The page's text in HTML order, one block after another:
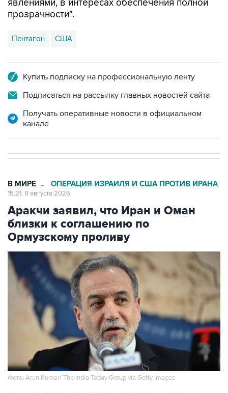
Пентагон США
Подписаться на рассылку главных новостей сайта
Получать оперативные новости в официальном
Аракчи заявил, что Иран и Оман
близки к соглашению по
Ормузскому проливу
Фото: Arun Kumar/ The India Today Group via Getty Images
Москва. 8 августа. INTERFAX.RU - Тегеран и